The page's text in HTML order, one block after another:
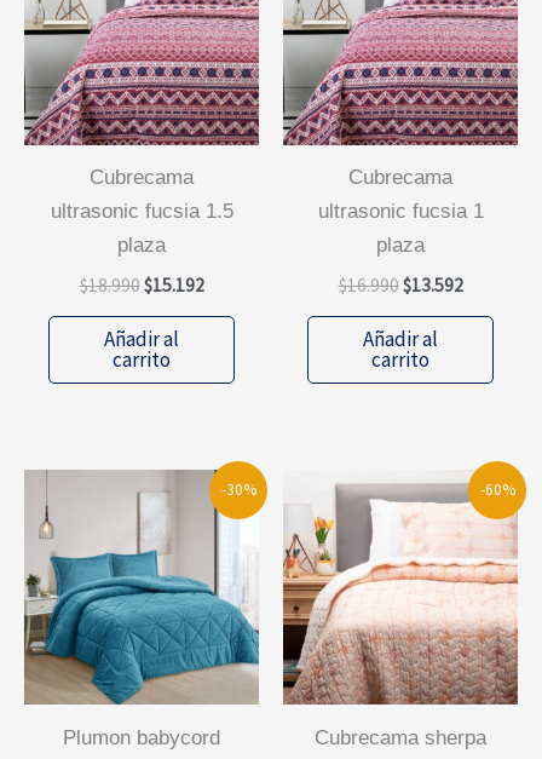
cubrecama
ultrasonic fucsia 1.5
plaza
$18.990El
original
era:
$15.192El
actual
$15.192.
Añadir al
carrito
cubrecama
ultrasonic fucsia 1
plaza
$16.990El
original
era:
$13.592El
actual
$13.592.
Añadir al
carrito
-30%
plumon babycord
-60%
cubrecama sherpa